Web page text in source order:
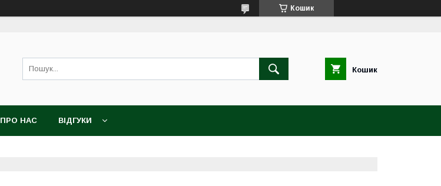
Кошик
Кошик
ПРО НАС ВІДГУКИ